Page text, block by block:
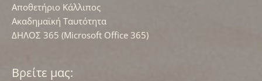
Αποθετήριο Κάλλιπος
Ακαδημαϊκή Ταυτότητα
ΔΗΛΟΣ 365 (Microsoft Office 365)
Βρείτε μας: